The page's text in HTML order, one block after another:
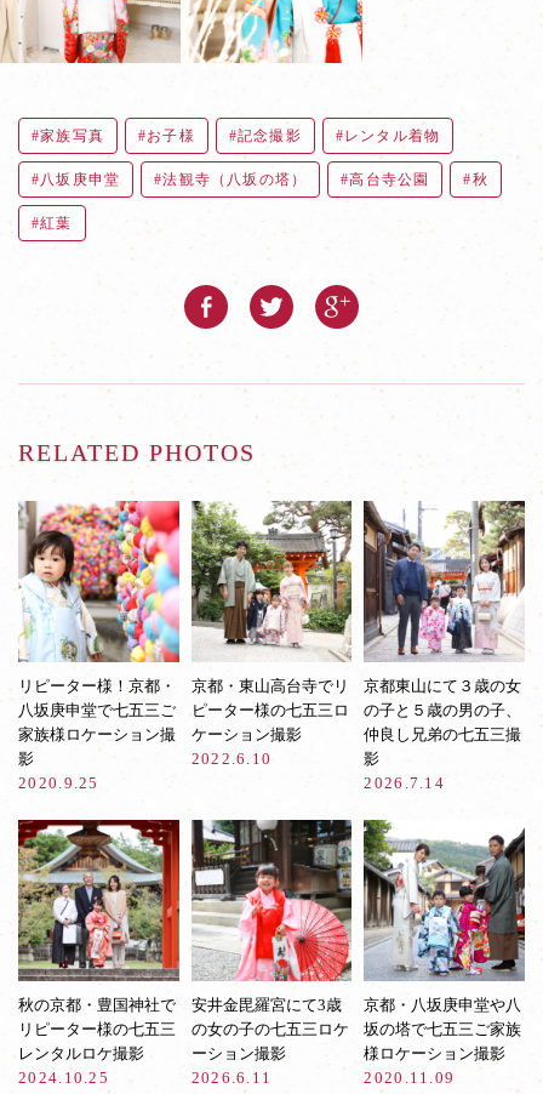
家族写真 お子様 記念撮影 レンタル着物
八坂庚申堂 法観寺（八坂の塔） 高台寺公園 秋
紅葉
RELATED PHOTOS
リピーター様！京都・
八坂庚申堂で七五三ご
家族様ロケーション撮
影
2020.9.25
京都・東山高台寺でリ
ピーター様の七五三ロ
ケーション撮影
2022.6.10
京都東山にて３歳の女
の子と５歳の男の子、
仲良し兄弟の七五三撮
影
2026.7.14
秋の京都・豊国神社で
リピーター様の七五三
レンタルロケ撮影
2024.10.25
安井金毘羅宮にて3歳
の女の子の七五三ロケ
ーション撮影
2026.6.11
京都・八坂庚申堂や八
坂の塔で七五三ご家族
様ロケーション撮影
2020.11.09